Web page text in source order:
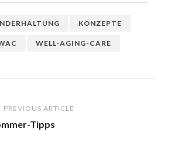
KONZEPTE
WELL-AGING-CARE
PREVIOUS ARTICLE
Tipps